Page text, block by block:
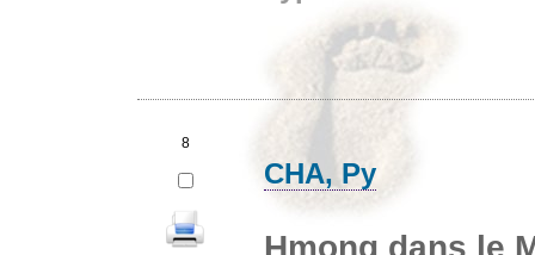
8
CHA, Py
Hmong dans le